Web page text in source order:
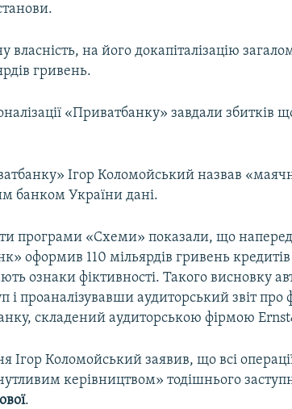
на його докапіталізацію
гривень.
«Приватбанку» завдали збитків
Ігор Коломойський назвав
банком України дані.
програми «Схеми» показали, що
оформив 110 мільярдів гривень
ознаки фіктивності. Такого висновку
проаналізувавши аудиторський звіт про
складений аудиторською фірмою
Ігор Коломойський заявив, що всі
керівництвом» тодішнього
.